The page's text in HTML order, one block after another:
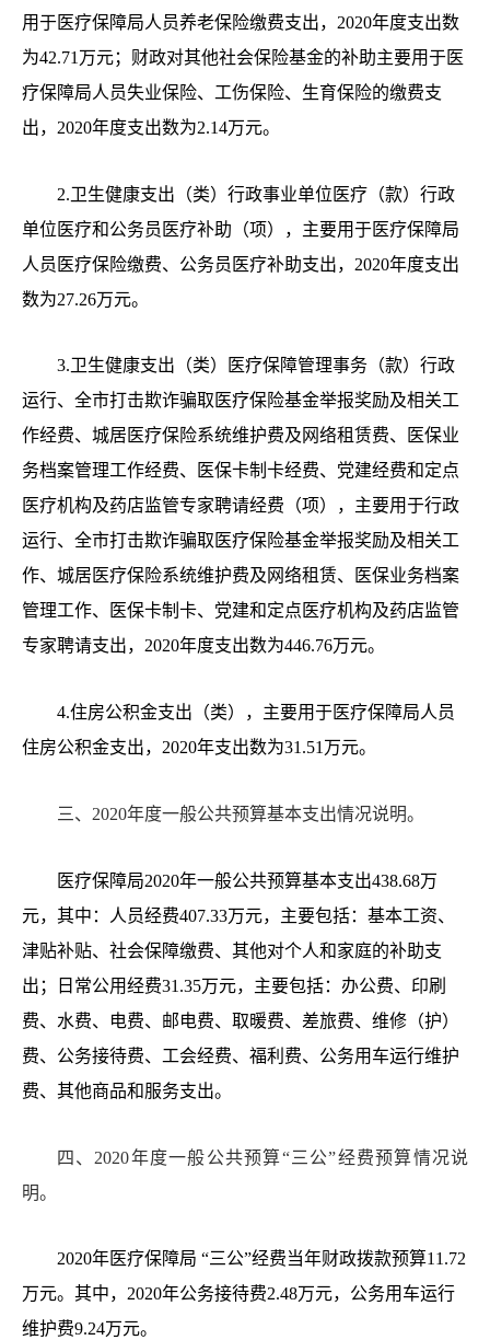
用于医疗保障局人员养老保险缴费支出，2020年度支出数
为42.71万元；财政对其他社会保险基金的补助主要用于医
疗保障局人员失业保险、工伤保险、生育保险的缴费支
出，2020年度支出数为2.14万元。
2.卫生健康支出（类）行政事业单位医疗（款）行政
单位医疗和公务员医疗补助（项），主要用于医疗保障局
人员医疗保险缴费、公务员医疗补助支出，2020年度支出
数为27.26万元。
3.卫生健康支出（类）医疗保障管理事务（款）行政
运行、全市打击欺诈骗取医疗保险基金举报奖励及相关工
作经费、城居医疗保险系统维护费及网络租赁费、医保业
务档案管理工作经费、医保卡制卡经费、党建经费和定点
医疗机构及药店监管专家聘请经费（项），主要用于行政
运行、全市打击欺诈骗取医疗保险基金举报奖励及相关工
作、城居医疗保险系统维护费及网络租赁、医保业务档案
管理工作、医保卡制卡、党建和定点医疗机构及药店监管
专家聘请支出，2020年度支出数为446.76万元。
4.住房公积金支出 （类），主要用于医疗保障局人员
住房公积金支出， 2020年支出数为31.51 万元。
三、 2020年度一般公共预算基本支出情况说明。
医疗保障局2020年一般公共预算基本支出438.68万
元，其中：人员经费407.33万元，主要包括：基本工资、
津贴补贴、社会保障缴费、其他对个人和家庭的补助支
出；日常公用经费31.35万元，主要包括：办公费、印刷
费、水费、电费、邮电费、取暖费、差旅费、维修（护）
费、公务接待费、工会经费、福利费、 公务用车运行维护
费、其他商品和服务支出。
四、 2020年度一般公共预算“三公”经费预算情况说
明。
2020年医疗保障局 “三公”经费当年财政拨款预算11.72
万元。 其中， 2020年公务接待费2.48万元，公务用车运行
维护费9.24万元。